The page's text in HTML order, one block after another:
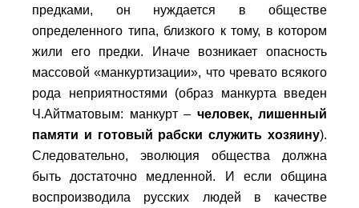
предками, он нуждается в обществе
определенного типа, близкого к тому, в котором
жили его предки. Иначе возникает опасность
массовой «манкуртизации», что чревато всякого
рода неприятностями (образ манкурта введен
Ч.Айтматовым: манкурт – человек, лишенный
памяти и готовый рабски служить хозяину).
Следовательно, эволюция общества должна
быть достаточно медленной. И если община
воспроизводила русских людей в качестве